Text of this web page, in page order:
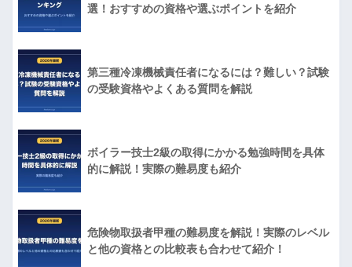
選！おすすめの資格や選ぶポイントを紹介
第三種冷凍機械責任者になるには？難しい？試験
の受験資格やよくある質問を解説
ボイラー技士2級の取得にかかる勉強時間を具体
的に解説！実際の難易度も紹介
危険物取扱者甲種の難易度を解説！実際のレベル
と他の資格との比較表も合わせて紹介！